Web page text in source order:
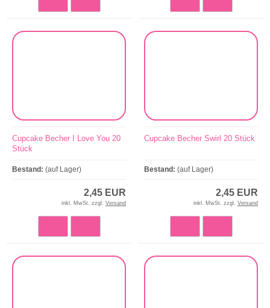
Cupcake Becher I Love You 20
Stück
Bestand: (auf Lager)
2,45 EUR
inkl. MwSt. zzgl. Versand
Cupcake Becher Swirl 20 Stück
Bestand: (auf Lager)
2,45 EUR
inkl. MwSt. zzgl. Versand